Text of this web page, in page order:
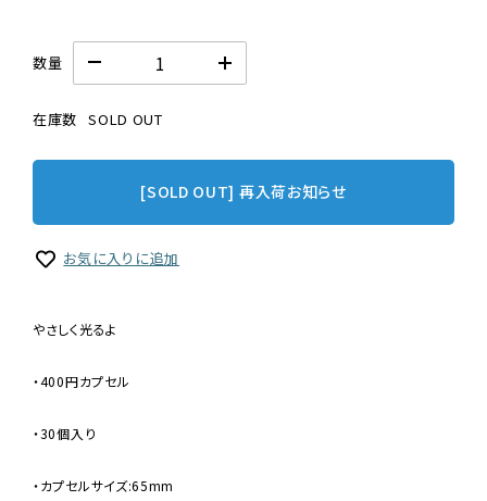
数量
在庫数 SOLD OUT
[SOLD OUT] 再入荷お知らせ
お気に入りに追加
やさしく光るよ
・400円カプセル
・30個入り
・カプセルサイズ:65mm